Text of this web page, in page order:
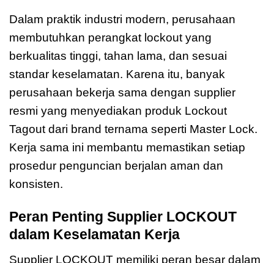
Dalam praktik industri modern, perusahaan
membutuhkan perangkat lockout yang
berkualitas tinggi, tahan lama, dan sesuai
standar keselamatan. Karena itu, banyak
perusahaan bekerja sama dengan supplier
resmi yang menyediakan produk Lockout
Tagout dari brand ternama seperti Master Lock.
Kerja sama ini membantu memastikan setiap
prosedur penguncian berjalan aman dan
konsisten.
Peran Penting Supplier LOCKOUT
dalam Keselamatan Kerja
Supplier LOCKOUT memiliki peran besar dalam